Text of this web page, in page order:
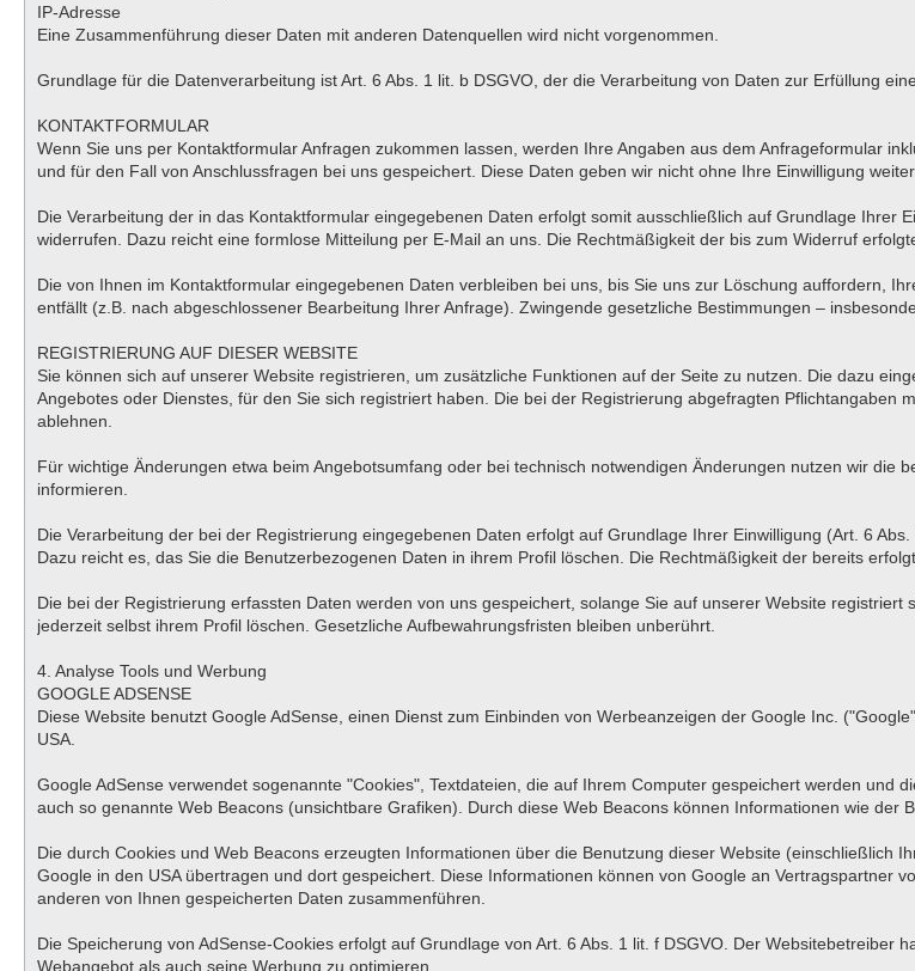
IP-Adresse
Eine Zusammenführung dieser Daten mit anderen Datenquellen wird nicht vorgenommen.
Grundlage für die Datenverarbeitung ist Art. 6 Abs. 1 lit. b DSGVO, der die Verarbeitung von Daten zur Erfüllung
KONTAKTFORMULAR
Wenn Sie uns per Kontaktformular Anfragen zukommen lassen, werden Ihre Angaben aus dem Anfrageformular
und für den Fall von Anschlussfragen bei uns gespeichert. Diese Daten geben wir nicht ohne Ihre Einwilligung weiter.
Die Verarbeitung der in das Kontaktformular eingegebenen Daten erfolgt somit ausschließlich auf Grundlage Ihrer
widerrufen. Dazu reicht eine formlose Mitteilung per E-Mail an uns. Die Rechtmäßigkeit der bis zum Widerruf
Die von Ihnen im Kontaktformular eingegebenen Daten verbleiben bei uns, bis Sie uns zur Löschung auffordern,
entfällt (z.B. nach abgeschlossener Bearbeitung Ihrer Anfrage). Zwingende gesetzliche Bestimmungen –
REGISTRIERUNG AUF DIESER WEBSITE
Sie können sich auf unserer Website registrieren, um zusätzliche Funktionen auf der Seite zu nutzen. Die dazu
Angebotes oder Dienstes, für den Sie sich registriert haben. Die bei der Registrierung abgefragten Pflichtangaben
ablehnen.
Für wichtige Änderungen etwa beim Angebotsumfang oder bei technisch notwendigen Änderungen nutzen wir die
informieren.
Die Verarbeitung der bei der Registrierung eingegebenen Daten erfolgt auf Grundlage Ihrer Einwilligung (Art. 6
Dazu reicht es, das Sie die Benutzerbezogenen Daten in ihrem Profil löschen. Die Rechtmäßigkeit der bereits
Die bei der Registrierung erfassten Daten werden von uns gespeichert, solange Sie auf unserer Website
jederzeit selbst ihrem Profil löschen. Gesetzliche Aufbewahrungsfristen bleiben unberührt.
4. Analyse Tools und Werbung
GOOGLE ADSENSE
Diese Website benutzt Google AdSense, einen Dienst zum Einbinden von Werbeanzeigen der Google Inc.
USA.
Google AdSense verwendet sogenannte "Cookies", Textdateien, die auf Ihrem Computer gespeichert werden und
auch so genannte Web Beacons (unsichtbare Grafiken). Durch diese Web Beacons können Informationen wie der
Die durch Cookies und Web Beacons erzeugten Informationen über die Benutzung dieser Website (einschließlich
Google in den USA übertragen und dort gespeichert. Diese Informationen können von Google an Vertragspartner
anderen von Ihnen gespeicherten Daten zusammenführen.
Die Speicherung von AdSense-Cookies erfolgt auf Grundlage von Art. 6 Abs. 1 lit. f DSGVO. Der
Webangebot als auch seine Werbung zu optimieren.